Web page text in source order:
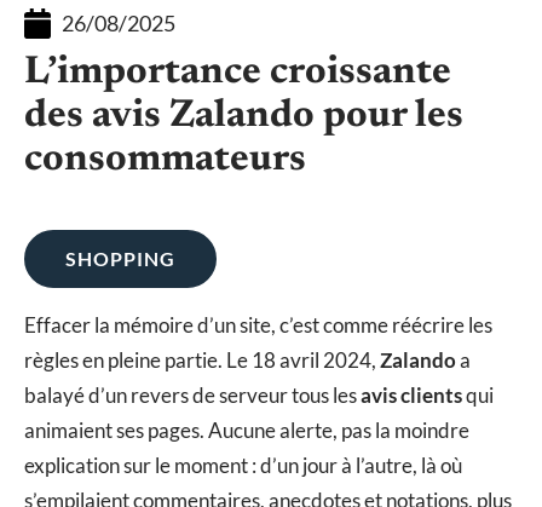
26/08/2025
L’importance croissante
des avis Zalando pour les
consommateurs
SHOPPING
Effacer la mémoire d’un site, c’est comme réécrire les
règles en pleine partie. Le 18 avril 2024,Zalandoa
balayé d’un revers de serveur tous lesavis clientsqui
animaient ses pages. Aucune alerte, pas la moindre
explication sur le moment : d’un jour à l’autre, là où
s’empilaient commentaires, anecdotes et notations, plus